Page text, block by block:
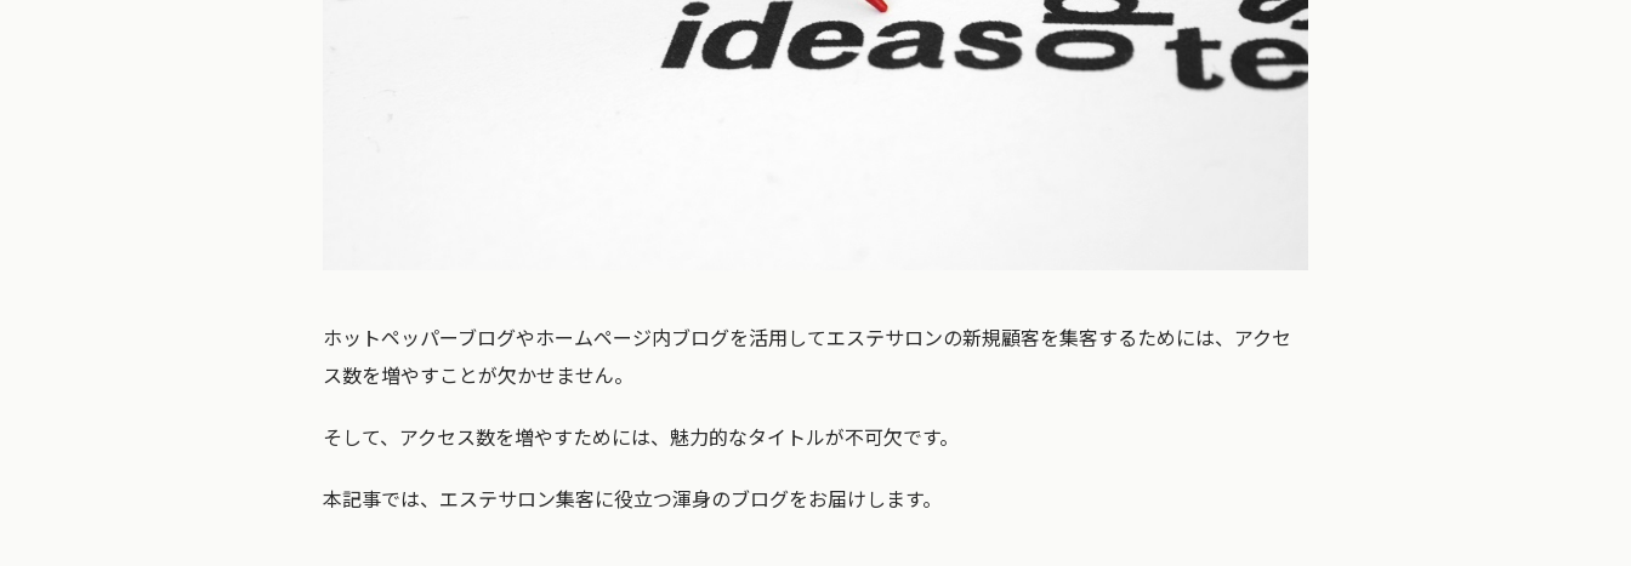
ホットペッパーブログやホームページ内ブログを活用してエステサロンの新規顧客を集客するためには、アクセ
ス数を増やすことが欠かせません。
そして、アクセス数を増やすためには、 魅力的なタイトルが不可欠です。
本記事では、エステサロン集客に役立つ渾身のブログをお届けします。